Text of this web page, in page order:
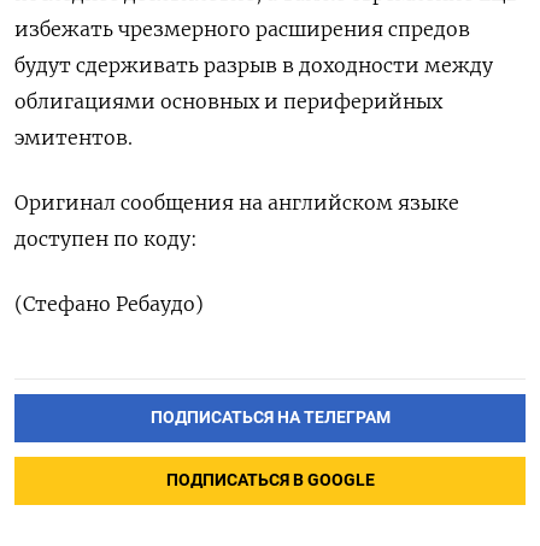
избежать чрезмерного расширения спредов
будут сдерживать разрыв в доходности между
облигациями основных и периферийных
эмитентов.
Оригинал сообщения на английском языке
доступен по коду:
(Стефано Ребаудо)
ПОДПИСАТЬСЯ НА ТЕЛЕГРАМ
ПОДПИСАТЬСЯ В GOOGLE